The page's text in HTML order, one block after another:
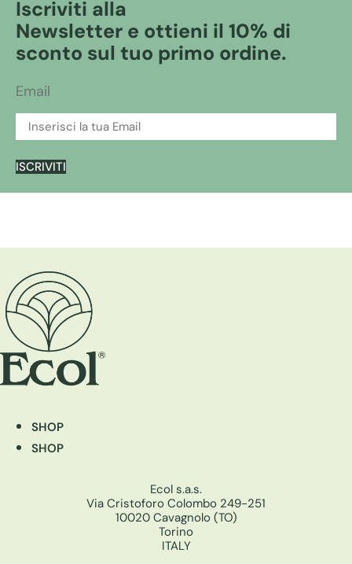
Iscriviti alla
Newsletter e ottieni il 10% di
sconto sul tuo primo ordine.
Email
ISCRIVITI
SHOP
SHOP
Ecol s.a.s.
Via Cristoforo Colombo 249-251
10020 Cavagnolo (TO)
Torino
ITALY